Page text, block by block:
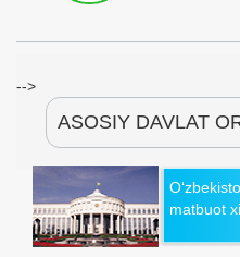
-->
ASOSIY DAVLAT
matbuot